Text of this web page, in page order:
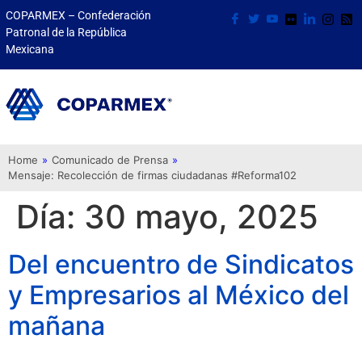
COPARMEX – Confederación
Patronal de la República
Mexicana
Home » Comunicado de Prensa »
Mensaje: Recolección de firmas ciudadanas #Reforma102
Día: 30 mayo, 2025
Del encuentro de Sindicatos
y Empresarios al México del
mañana